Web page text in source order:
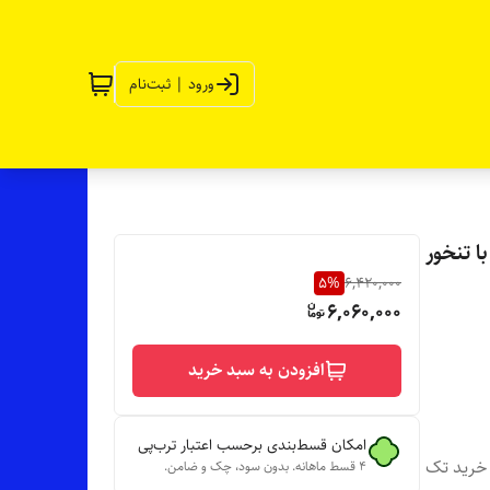
ورود | ثبت‌نام
تنخور
تک
6,420,000
5%
6,060,000
افزودن به سبد خرید
امکان قسط‌بندی برحسب اعتبار ترب‌پی
۴ قسط ماهانه. بدون سود، چک و ضامن.